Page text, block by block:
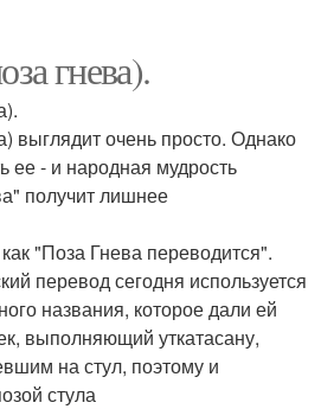
гнева).
выглядит очень просто. Однако
ее - и народная мудрость
получит лишнее
"Поза Гнева переводится".
перевод сегодня используется
названия, которое дали ей
выполняющий уткатасану,
на стул, поэтому и
стула